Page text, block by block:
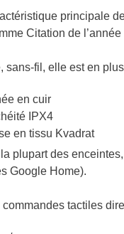
principale
Citation de l’année
sans-fil, elle est en
en cuir
IPX4
en tissu Kvadrat
plupart des
Google Home).
commandes tactiles